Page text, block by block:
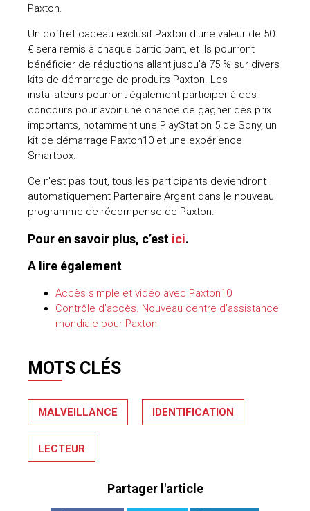
Paxton.
Un coffret cadeau exclusif Paxton d'une valeur de 50
€ sera remis à chaque participant, et ils pourront
bénéficier de réductions allant jusqu'à 75 % sur divers
kits de démarrage de produits Paxton. Les
installateurs pourront également participer à des
concours pour avoir une chance de gagner des prix
importants, notamment une PlayStation 5 de Sony, un
kit de démarrage Paxton10 et une expérience
Smartbox.
Ce n'est pas tout, tous les participants deviendront
automatiquement Partenaire Argent dans le nouveau
programme de récompense de Paxton.
Pour en savoir plus, c’est ici.
A lire également
Accès simple et vidéo avec Paxton10
Contrôle d’accès. Nouveau centre d'assistance
mondiale pour Paxton
MOTS CLÉS
MALVEILLANCE IDENTIFICATION
LECTEUR
Partager l'article